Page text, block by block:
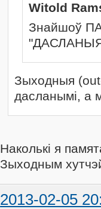
Witold
Знайшоў
Зыходныя
дасланымі, а
Наколькі я
Зыходным
2013-02-05